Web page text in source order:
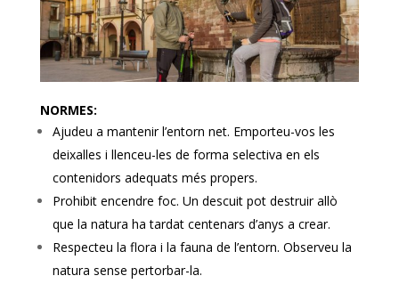
NORMES:
Ajudeu a mantenir l’entorn net. Emporteu-vos les
deixalles i llenceu-les de forma selectiva en els
contenidors adequats més propers.
Prohibit encendre foc. Un descuit pot destruir allò
que la natura ha tardat centenars d’anys a crear.
Respecteu la flora i la fauna de l’entorn. Observeu la
natura sense pertorbar-la.